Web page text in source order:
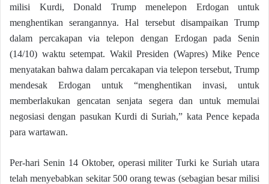
milisi Kurdi, Donald Trump menelepon Erdogan untuk
menghentikan serangannya. Hal tersebut disampaikan Trump
dalam percakapan via telepon dengan Erdogan pada Senin
(14/10) waktu setempat. Wakil Presiden (Wapres) Mike Pence
menyatakan bahwa dalam percakapan via telepon tersebut, Trump
mendesak Erdogan untuk “menghentikan invasi, untuk
memberlakukan gencatan senjata segera dan untuk memulai
negosiasi dengan pasukan Kurdi di Suriah,” kata Pence kepada
para wartawan.
Per-hari Senin 14 Oktober, operasi militer Turki ke Suriah utara
telah menyebabkan sekitar 500 orang tewas (sebagian besar milisi